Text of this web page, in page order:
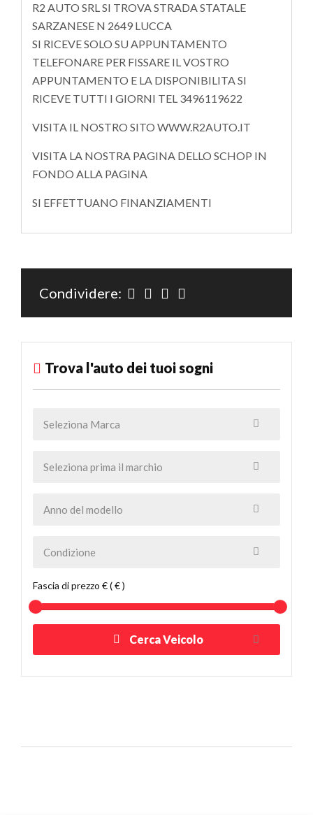
R2 AUTO SRL SI TROVA STRADA STATALE
SARZANESE N 2649 LUCCA
SI RICEVE SOLO SU APPUNTAMENTO
TELEFONARE PER FISSARE IL VOSTRO
APPUNTAMENTO E LA DISPONIBILITA SI
RICEVE TUTTI I GIORNI TEL 3496119622
VISITA IL NOSTRO SITO WWW.R2AUTO.IT
VISITA LA NOSTRA PAGINA DELLO SCHOP IN
FONDO ALLA PAGINA
SI EFFETTUANO FINANZIAMENTI
Condividere:
Trova l'auto dei tuoi sogni
Fascia di prezzo € ( € )
Cerca Veicolo